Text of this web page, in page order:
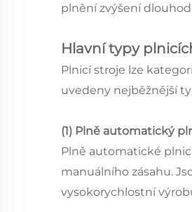
plnění zvýšení
Hlavní typy
Plnicí stroje lze
uvedeny nejběžnější
(1) Plně automatický
Plně automatické
manuálního zásahu.
vysokorychlostní